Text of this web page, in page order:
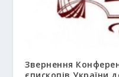
Звернення
єпископів України